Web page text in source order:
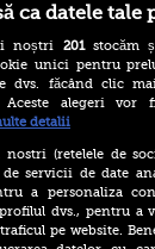
de țară
cinstiți cu
muncit
PSD-AUR
El Niño
ca datele
noștri 201stocăm
unici pentru
dvs. făcând clic
Aceste alegeri
detalii
(retelele de
servicii de date
a personaliza
dvs., pentru a
pe website.